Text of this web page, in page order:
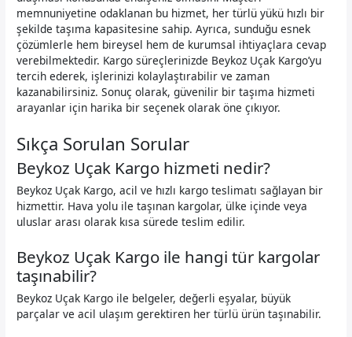
memnuniyetine odaklanan bu hizmet, her türlü yükü hızlı bir
şekilde taşıma kapasitesine sahip. Ayrıca, sunduğu esnek
çözümlerle hem bireysel hem de kurumsal ihtiyaçlara cevap
verebilmektedir. Kargo süreçlerinizde Beykoz Uçak Kargo’yu
tercih ederek, işlerinizi kolaylaştırabilir ve zaman
kazanabilirsiniz. Sonuç olarak, güvenilir bir taşıma hizmeti
arayanlar için harika bir seçenek olarak öne çıkıyor.
Sıkça Sorulan Sorular
Beykoz Uçak Kargo hizmeti nedir?
Beykoz Uçak Kargo, acil ve hızlı kargo teslimatı sağlayan bir
hizmettir. Hava yolu ile taşınan kargolar, ülke içinde veya
uluslar arası olarak kısa sürede teslim edilir.
Beykoz Uçak Kargo ile hangi tür kargolar
taşınabilir?
Beykoz Uçak Kargo ile belgeler, değerli eşyalar, büyük
parçalar ve acil ulaşım gerektiren her türlü ürün taşınabilir.